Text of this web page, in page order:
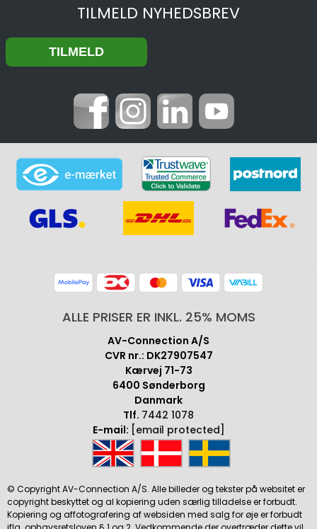
TILMELD NYHEDSBREV
ALLE PRISER ER INKL. 25% MOMS
AV-Connection A/S
CVR nr.: DK27907547
Kærvej 71-73
6400 Sønderborg
Danmark
Tlf. 7442 1078
E-mail: [email protected]
© Copyright AV-Connection A/S. Alle billeder og tekster på websitet er
copyright beskyttet og al kopiering uden særlig tilladelse er forbudt.
Kopiering og affotografering af websiden med salg for øje er forbudt